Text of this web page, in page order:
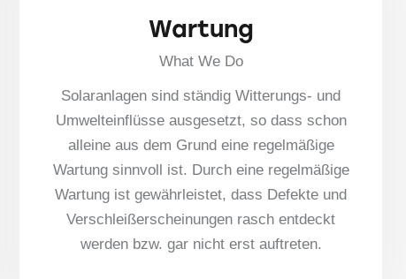
Wartung
What We Do
Solaranlagen sind ständig Witterungs- und
Umwelteinflüsse ausgesetzt, so dass schon
alleine aus dem Grund eine regelmäßige
Wartung sinnvoll ist. Durch eine regelmäßige
Wartung ist gewährleistet, dass Defekte und
Verschleißerscheinungen rasch entdeckt
werden bzw. gar nicht erst auftreten.